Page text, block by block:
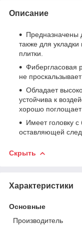
Описание
Предназначены
также для
плитки.
Фибергласовая
не проскальзывает
Обладает
устойчива к
хорошо
Имеет головку
оставляющей
Скрыть
Характеристики
Основные
Производитель